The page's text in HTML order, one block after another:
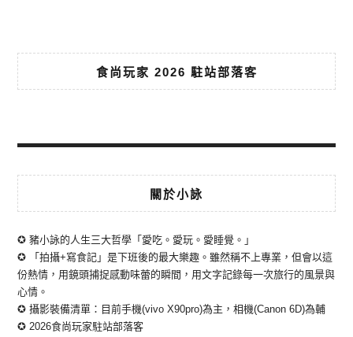
食尚玩家 2026 駐站部落客
關於小詠
✪ 豬小詠的人生三大哲學「愛吃。愛玩。愛睡覺。」
✪ 「拍攝+寫食記」是下班後的最大樂趣。雖然稱不上專業，但會以這
份熱情，用鏡頭捕捉感動味蕾的瞬間，用文字記錄每一次旅行的風景與
心情。
✪ 攝影裝備清單：目前手機(vivo X90pro)為主，相機(Canon 6D)為輔
✪ 2026食尚玩家駐站部落客